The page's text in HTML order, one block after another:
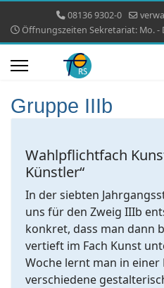
08136 9302-0
Öffnungszeiten Sekretariat: Mo. -
Gruppe IIIb
Wahlpflichtfach
Künstler“
In der siebten
uns für den Zweig IIIb
konkret, dass man dann
vertieft im Fach Kunst
Woche lernt man in
verschiedene